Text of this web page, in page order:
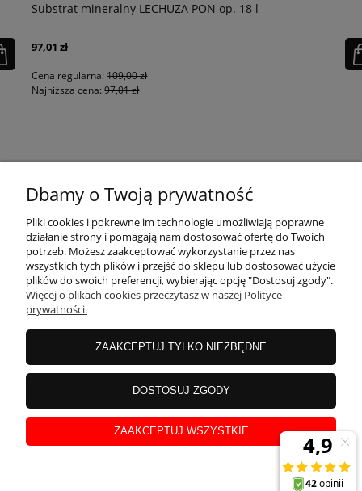
Substrat mineralny LECHUZA PON op. 18 l
97,01 zł
Cena regularna:109,00 zł
Najniższa cena:97,01 zł
MOJE KONTO
PŁATNOŚCI I DOSTAWA
INFORMACJE
INSTRUKCJE
O NAS
Dbamy o Twoją prywatność
Pliki cookies i pokrewne im technologie umożliwiają poprawne
działanie strony i pomagają nam dostosować ofertę do Twoich
potrzeb. Możesz zaakceptować wykorzystanie przez nas
wszystkich tych plików i przejść do sklepu lub dostosować użycie
plików do swoich preferencji, wybierając opcję "Dostosuj zgody".
Więcej o plikach cookies przeczytasz w naszej Polityce
prywatności.
ZAAKCEPTUJ TYLKO NIEZBĘDNE
DOSTOSUJ ZGODY
ZAAKCEPTUJ WSZYSTKIE